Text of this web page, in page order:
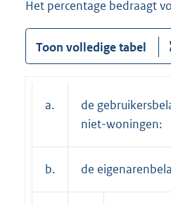
Het percentage bedraagt
Toon volledige tabel
a.
de
niet-woningen:
b. de